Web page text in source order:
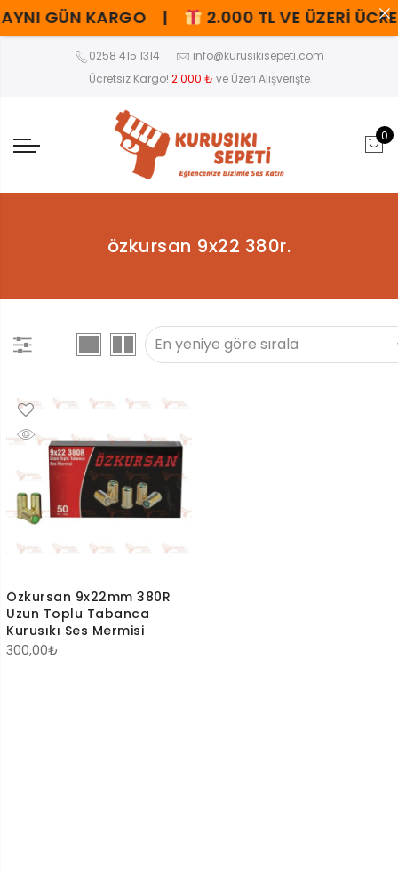
0258 415 1314
info@kurusikisepeti.com
Ücretsiz Kargo! 2.000 ₺ ve Üzeri Alışverişte
0
özkursan 9x22 380r.
Özkursan 9x22mm 380R
Uzun Toplu Tabanca
Kurusıkı Ses Mermisi
300,00₺
GÜN KARGO | 2.000 TL VE ÜZERİ